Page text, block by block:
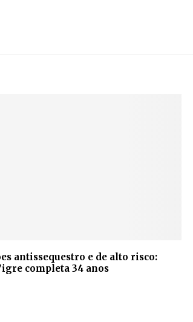
antissequestro e de alto risco:
completa 34 anos